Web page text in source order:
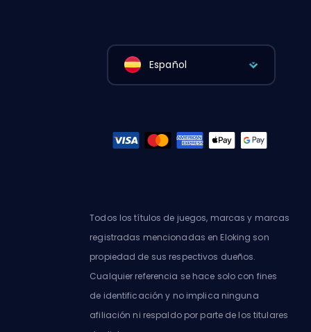
Español
Todos los títulos de juegos, marcas y marcas
registradas mencionadas en Eloking son
propiedad de sus respectivos dueños.
Cualquier referencia se hace solo con fines
de identificación y no implica ninguna
afiliación ni respaldo por parte de los titulares